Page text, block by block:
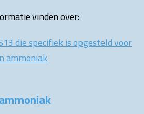
vinden over:
die specifiek is opgesteld voor
ammoniak